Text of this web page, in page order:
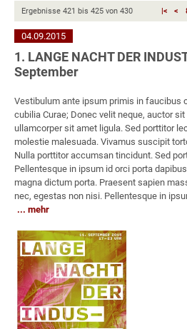
Ergebnisse 421 bis 425 von 430 |< <
04.09.2015
1. LANGE NACHT DER
September
Vestibulum ante ipsum primis in faucibus
cubilia Curae; Donec velit neque, auctor
ullamcorper sit amet ligula. Sed porttitor
molestie malesuada. Vivamus suscipit
Nulla porttitor accumsan tincidunt. Sed
Pellentesque in ipsum id orci porta
magna dictum porta. Praesent sapien
nec, egestas non nisi. Pellentesque in
mehr